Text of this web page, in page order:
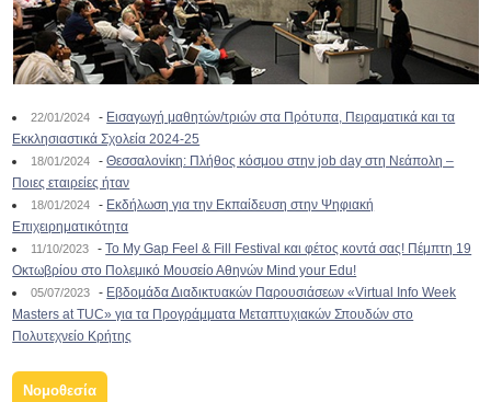
22/01/2024 - Εισαγωγή μαθητών/τριών στα Πρότυπα, Πειραματικά και τα
Εκκλησιαστικά Σχολεία 2024-25
18/01/2024 -Θεσσαλονίκη: Πλήθος κόσμου στην job day στη Νεάπολη –
Ποιες εταιρείες ήταν
18/01/2024 - Εκδήλωση για την Εκπαίδευση στην Ψηφιακή
Επιχειρηματικότητα
11/10/2023 -To My Gap Feel & Fill Festival και φέτος κοντά σας! Πέμπτη 19
Οκτωβρίου στο Πολεμικό Μουσείο Αθηνών Mind your Edu!
05/07/2023 - Εβδομάδα Διαδικτυακών Παρουσιάσεων «Virtual Info Week
Masters at TUC» για τα Προγράμματα Μεταπτυχιακών Σπουδών στο
Πολυτεχνείο Κρήτης
Νομοθεσία